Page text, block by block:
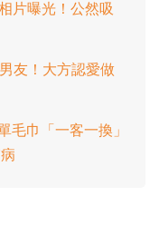
片曝光！公然吸
友！大方認愛做
毛巾「一客一換」